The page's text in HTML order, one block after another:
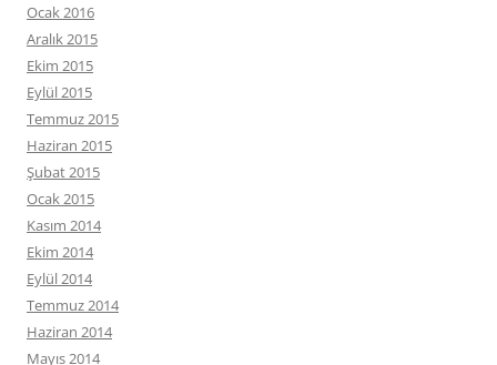
Ocak 2016
Aralık 2015
Ekim 2015
Eylül 2015
Temmuz 2015
Haziran 2015
Şubat 2015
Ocak 2015
Kasım 2014
Ekim 2014
Eylül 2014
Temmuz 2014
Haziran 2014
Mayıs 2014